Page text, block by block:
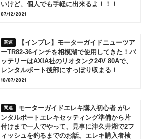
いけど、個人でも手軽に出来るよ！！！
07/12/2021
【インプレ】モーターガイドニューツア
ーTR82-36インチを相模湖で使用してきた！バ
ッテリーはAXIA社のリオタンク24V 80Aで、
レンタルボート後部にすっぽり収まる！
10/07/2021
モーターガイドエレキ購入初心者 がレ
ンタルボートエレキセッティング準備から片
付けまで一人でやって、見事に津久井湖で2フ
ィッシュを釣るまでのお話。エレキ購入者検